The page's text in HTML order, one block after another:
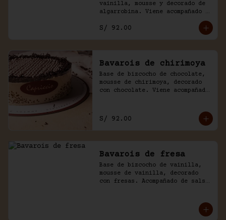
vainilla, mousse y decorado de
algarrobina. Viene acompañado
S/ 92.00
Bavarois de chirimoya
Base de bizcocho de chocolate,
mousse de chirimoya, decorado
con chocolate. Viene acompañado
S/ 92.00
Bavarois de fresa
Base de bizcocho de vainilla,
mousse de vainilla, decorado
con fresas. Acompañado de salsa